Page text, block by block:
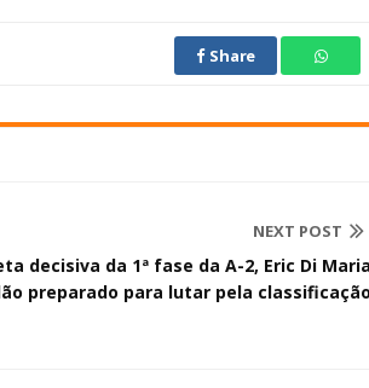
Share
NEXT POST
decisiva da 1ª fase da A-2, Eric Di
preparado para lutar pela